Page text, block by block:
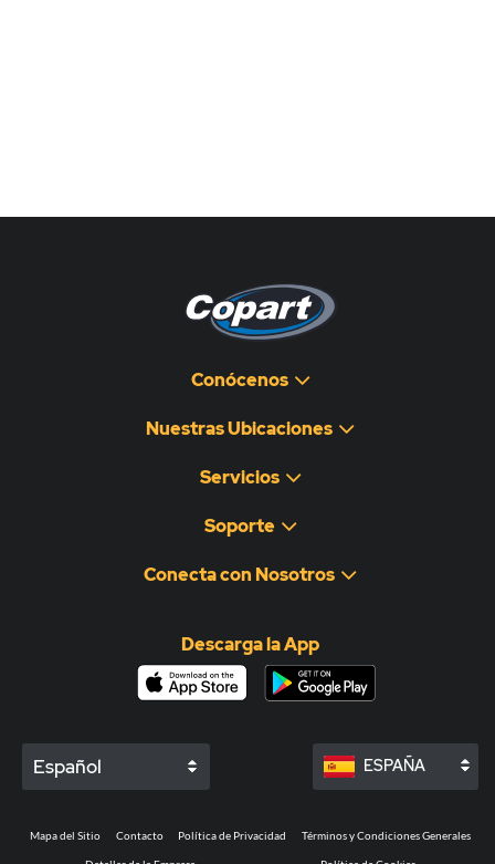
Conócenos
Nuestras Ubicaciones
Servicios
Soporte
Conecta con Nosotros
Descarga la App
Español ESPAÑA
Mapa del Sitio Contacto Política de Privacidad Términos y Condiciones Generales